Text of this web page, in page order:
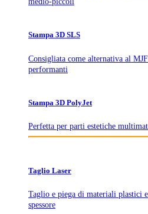
Stampa 3D SLS
Consigliata come alternativa al
performanti
Stampa 3D PolyJet
Perfetta per parti estetiche
Taglio Laser
Taglio e piega di materiali plastici
spessore